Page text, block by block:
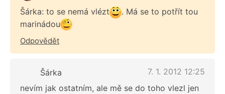
Šárka: to se nemá vlézt
. Má se to potřít tou
marinádou
Odpovědět
Šárka
7. 1. 2012 12:25
nevím jak ostatním, ale mě se do toho vlezl jen